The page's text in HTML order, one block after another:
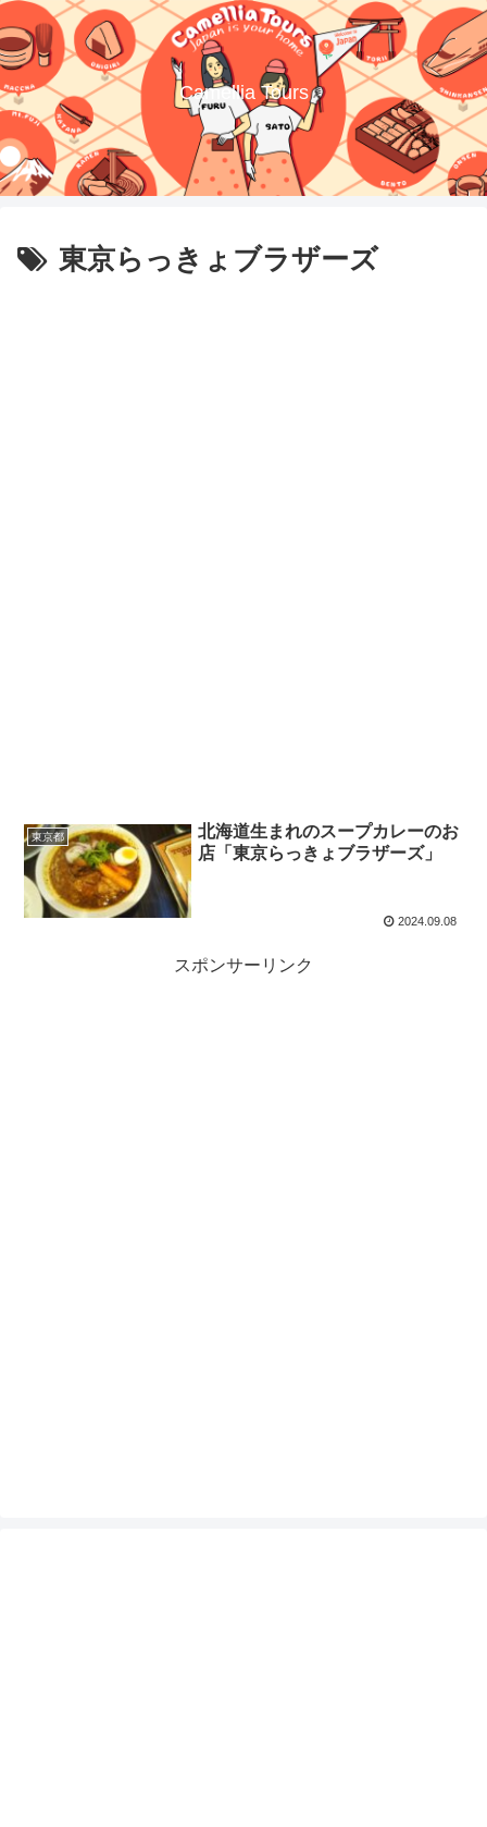
Camellia Tours
東京らっきょブラザーズ
東京都
北海道生まれのスープカレーのお
店「東京らっきょブラザーズ」
2024.09.08
スポンサーリンク